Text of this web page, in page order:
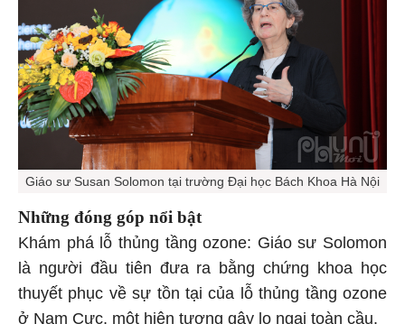
Giáo sư Susan Solomon tại trường Đại học Bách Khoa Hà Nội
Những đóng góp nổi bật
Khám phá lỗ thủng tầng ozone: Giáo sư Solomon
là người đầu tiên đưa ra bằng chứng khoa học
thuyết phục về sự tồn tại của lỗ thủng tầng ozone
ở Nam Cực, một hiện tượng gây lo ngại toàn cầu.